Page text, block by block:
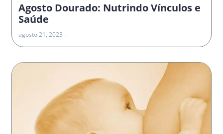
Agosto Dourado: Nutrindo Vínculos e
Saúde
agosto 21, 2023